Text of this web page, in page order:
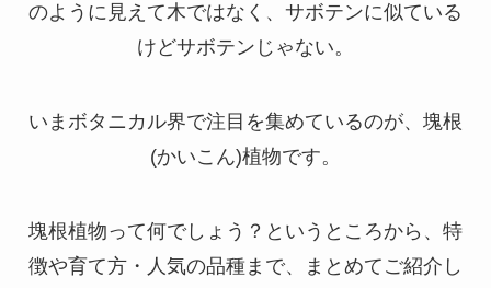
のように見えて木ではなく、サボテンに似ている
けどサボテンじゃない。
いまボタニカル界で注目を集めているのが、塊根
(かいこん)植物です。
塊根植物って何でしょう？というところから、特
徴や育て方・人気の品種まで、まとめてご紹介し